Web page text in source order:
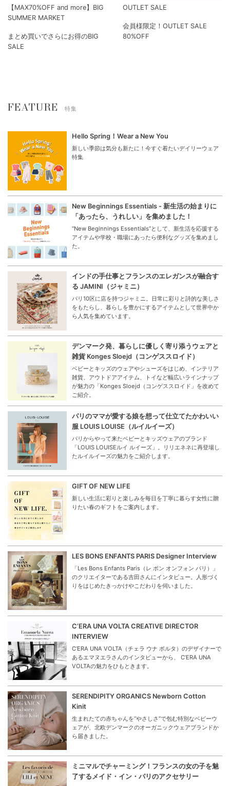
【MAX70%OFF and more】BIG
SUMMER MARKET
まとめ買いでさらにお得のBIG
SALE
OUTLET SALE
会員様限定！OUTLET SALE
80%OFF
FEATURE 特集
Hello Spring！Wear a New You
新しい季節は気分も新たに！今すぐ着たいデイリーウェア
特集
New Beginnings Essentials - 新生活の始まりに
「あったら、うれしい」を集めました！
“New Beginnings Essentials”として、新生活を応援する
アイテムや学校・職場にあったら便利なグッズを集めまし
た。
インドの手仕事とフランスのエレガンスが融合す
る JAMINI（ジャミニ）
パリ10区に店を持つジャミニ。日常に彩りと詩的な美しさ
をもたらし、暮らしを豊かにするアイテムとして世界中か
ら人気を集めています。
デンマーク発、暮らしに優しく寄り添うウェアと
雑貨 Konges Sloejd（コンゲススロイド）
ベビーとキッズのウェアやシューズをはじめ、インテリア
雑貨、アウトドアアイテム、トイなど幅広いラインナップ
が魅力の「Konges Sloejd（コンゲススロイド」を改めて
ご紹介。
パリのママが愛する娘を想って仕立てたかわいい
服 LOUIS LOUISE（ルイルイーズ）
パリからやって来たベビーとキッズウェアのブランド
「LOUIS LOUISEルイ ルイーズ」。リリエネネに再登場し
たルイルイーズの魅力をご紹介します。
GIFT OF NEW LIFE
新しい生活に彩りと楽しみを毎日を丁寧に暮らす女性に贈
りたい春のギフトをご案内します。
LES BONS ENFANTS PARIS Designer Interview
「Les Bons Enfants Paris（レ ボン オンフォン パリ）」
のクリエイターである吉田さんにインタビュー。人形づく
りをはじめたきっかけやこだわりを伺いました。
C’ERA UNA VOLTA CREATIVE DIRECTOR
INTERVIEW
C’ERA UNA VOLTA（チェラ ウナ ボルタ）のデザイナーで
あるエマヌエラさんのインタビューから、 C’ERA UNA
VOLTAの魅力をひもときます。
SERENDIPITY ORGANICS Newborn Cotton
Kinit
生まれたての赤ちゃんを“やさしさ”で包む特別なベビーウ
ェアが、北欧デンマークのオーガニックウェアブランドか
ら届きました。
ミニマルでチャーミング！フランスの女の子を魅
了するメイド・イン・パリのアクセサリー